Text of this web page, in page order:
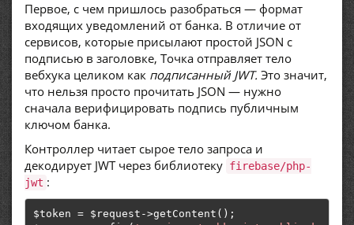
Первое, с чем пришлось разобраться — формат
входящих уведомлений от банка. В отличие от
сервисов, которые присылают простой JSON с
подписью в заголовке, Точка отправляет тело
вебхука целиком как подписанный JWT. Это значит,
что нельзя просто прочитать JSON — нужно
сначала верифицировать подпись публичным
ключом банка.
Контроллер читает сырое тело запроса и
декодирует JWT через библиотеку firebase/php-
jwt :
$token = $request ->getContent ();